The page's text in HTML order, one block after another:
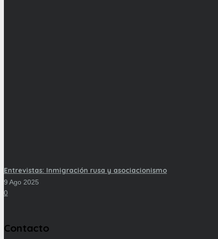
Entrevistas: Inmigración rusa y asociacionismo
9 Ago 2025
0
Contacto